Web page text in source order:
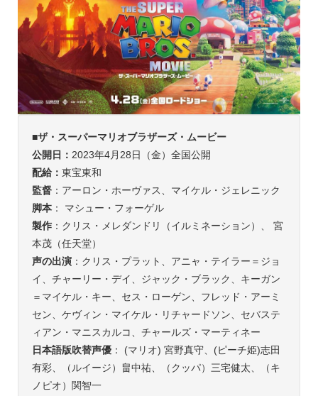
■ザ・スーパーマリオブラザーズ・ムービー
公開日： 2023年4月28日（金）全国公開
配給： 東宝東和
監督：アーロン・ホーヴァス、マイケル・ジェレニック
脚本： マシュー・フォーゲル
製作：クリス・メレダンドリ（イルミネーション）、 宮
本茂（任天堂）
声の出演：クリス・プラット、アニャ・テイラー＝ジョ
イ、チャーリー・デイ、ジャック・ブラック、キーガン
＝マイケル・キー、セス・ローゲン、フレッド・アーミ
セン、ケヴィン・マイケル・リチャードソン、セバステ
ィアン・マニスカルコ、チャールズ・マーティネー
日本語版吹替声優： (マリオ) 宮野真守、(ピーチ姫)志田
有彩、（ルイージ）畠中祐、（クッパ）三宅健太、（キ
ノピオ）関智一